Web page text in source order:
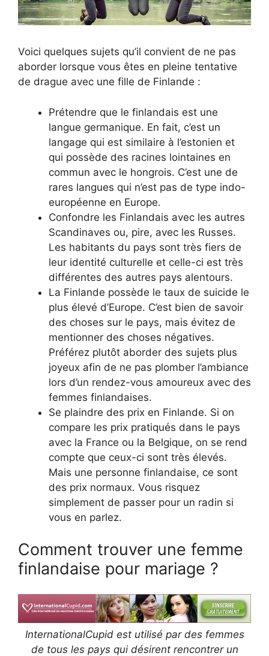
Voici quelques sujets qu’il convient de ne pas
aborder lorsque vous êtes en pleine tentative
de drague avec une fille de Finlande :
Prétendre que le finlandais est une
langue germanique. En fait, c’est un
langage qui est similaire à l’estonien et
qui possède des racines lointaines en
commun avec le hongrois. C’est une de
rares langues qui n’est pas de type indo-
européenne en Europe.
Confondre les Finlandais avec les autres
Scandinaves ou, pire, avec les Russes.
Les habitants du pays sont très fiers de
leur identité culturelle et celle-ci est très
différentes des autres pays alentours.
La Finlande possède le taux de suicide le
plus élevé d’Europe. C’est bien de savoir
des choses sur le pays, mais évitez de
mentionner des choses négatives.
Préférez plutôt aborder des sujets plus
joyeux afin de ne pas plomber l’ambiance
lors d’un rendez-vous amoureux avec des
femmes finlandaises.
Se plaindre des prix en Finlande. Si on
compare les prix pratiqués dans le pays
avec la France ou la Belgique, on se rend
compte que ceux-ci sont très élevés.
Mais une personne finlandaise, ce sont
des prix normaux. Vous risquez
simplement de passer pour un radin si
vous en parlez.
Comment trouver une femme
finlandaise pour mariage ?
InternationalCupid est utilisé par des femmes
de tous les pays qui désirent rencontrer un